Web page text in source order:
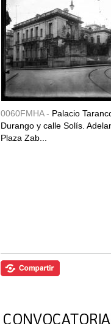
0060FMHA - Palacio
Durango y calle Solís.
Plaza Zab...